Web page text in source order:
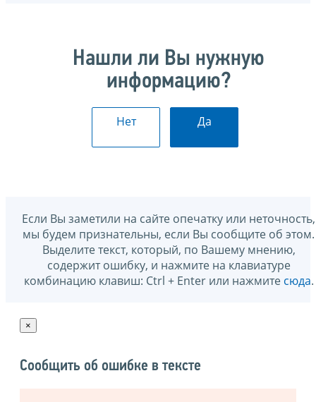
Нашли ли Вы нужную
информацию?
Нет Да
Если Вы заметили на сайте опечатку или неточность,
мы будем признательны, если Вы сообщите об этом.
Выделите текст, который, по Вашему мнению,
содержит ошибку, и нажмите на клавиатуре
комбинацию клавиш: Ctrl + Enter или нажмите сюда.
×
Сообщить об ошибке в тексте